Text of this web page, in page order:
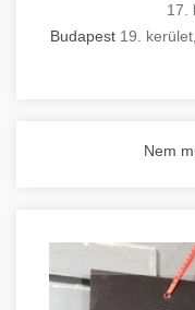
17.
Budapest 19. kerület
Nem